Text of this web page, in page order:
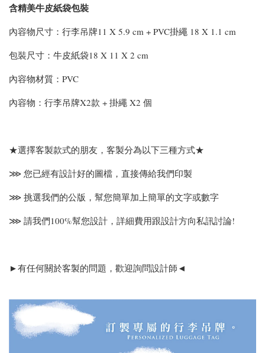
含精美牛皮紙袋包裝
內容物尺寸：行李吊牌11 X 5.9 cm + PVC掛繩 18 X 1.1 cm
包裝尺寸：牛皮紙袋18 X 11 X 2 cm
內容物材質：PVC
內容物：行李吊牌X2款 + 掛繩 X2 個
★選擇客製款式的朋友，客製分為以下三種方式★
⋙ 您已經有設計好的圖檔，直接傳給我們印製
⋙ 挑選我們的公版，幫您簡單加上簡單的文字或數字
⋙ 請我們100%幫您設計，詳細費用跟設計方向私訊討論!
►有任何關於客製的問題，歡迎詢問設計師◄